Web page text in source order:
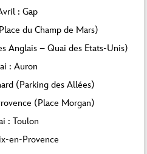
: Gap
du Champ de Mars)
Anglais – Quai des Etats-Unis)
: Auron
(Parking des Allées)
(Place Morgan)
: Toulon
en-Provence